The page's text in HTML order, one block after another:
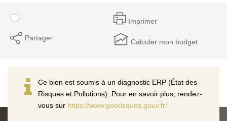
Imprimer
Partager Calculer mon budget
Ce bien est soumis à un diagnostic ERP (État des
Risques et Pollutions). Pour en savoir plus, rendez-
vous sur https://www.georisques.gouv.fr/